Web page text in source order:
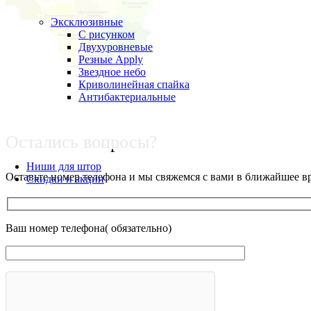
Эксклюзивные
С рисунком
Двухуровневые
Резные Apply
Звездное небо
Криволинейная спайка
Антибактериальные
Ниши для штор
Скидки и акции
Оставьте номер телефона и мы свяжемся с вами в ближайшее
Ваш номер телефона( обязательно)